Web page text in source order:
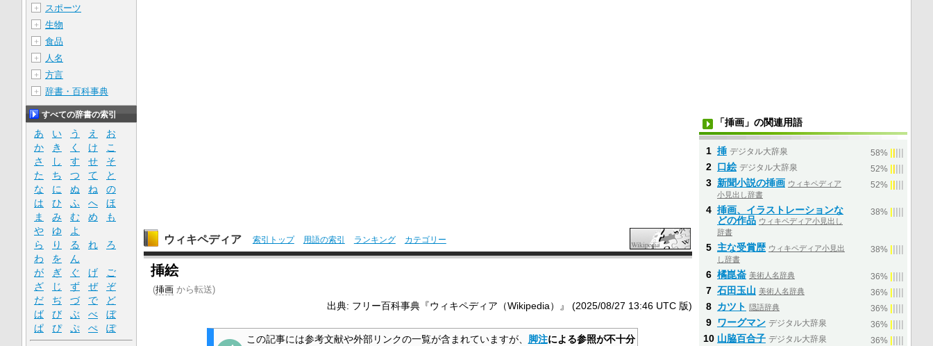
ウィキペディア 索引トップ 用語の索引 ランキング カテゴリー
挿絵
(挿画から転送)
出典: フリー百科事典『ウィキペディア（Wikipedia）』 (2025/08/27 13:46 UTC 版)
この記事には参考文献や外部リンクの一覧が含まれていますが、 脚注による参照が不十分
＋ スポーツ
＋ 生物
＋ 食品
＋ 人名
＋ 方言
＋ 辞書・百科事典
すべての辞書の索引
あ い う え
お
か
き く け
こ
さ
し す せ
そ
た
ち つ て
と
な
に ぬ ね
の
は
ひ ふ へ
ほ
ま
み む め
も
や
ゆ
よ
ら
り る れ
ろ
わ
を
ん
が
ぎ ぐ げ
ご
ざ
じ ず ぜ
ぞ
だ
ぢ づ で
ど
ば
び ぶ べ
ぼ
ぱ
ぴ ぷ ぺ ぽ
「挿画」の関連用語
1 挿 デジタル大辞泉 58%
2 口絵 デジタル大辞泉 52%
3 新聞小説の挿画 ウィキペディア
小見出し辞書
52%
4 挿画、イラストレーションな
どの作品 ウィキペディア小見出し
辞書
38%
5 主な受賞歴 ウィキペディア小見出
し辞書
38%
6 橘崑崙 美術人名辞典 36%
7 石田玉山 美術人名辞典 36%
8 カツト 隠語辞典 36%
9 ワーグマン デジタル大辞泉 36%
10 山脇百合子 デジタル大辞泉 36%